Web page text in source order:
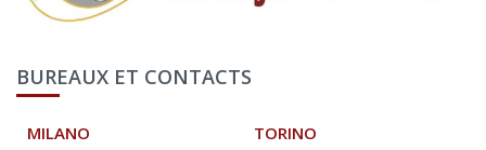
BUREAUX ET CONTACTS
MILANO TORINO